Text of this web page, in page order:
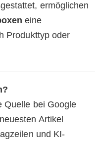
ermöglichen
eine
Produkttyp oder
Quelle bei Google
Artikel
und KI-